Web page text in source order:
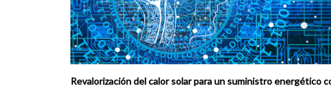
Revalorización del calor solar para un suministro energético